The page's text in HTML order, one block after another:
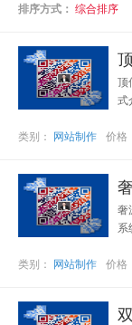
排序方式： 综合排序
顶
式
类别： 网站制作 价格
奢
系
类别： 网站制作 价格